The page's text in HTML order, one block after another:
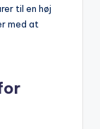
til en høj
med at